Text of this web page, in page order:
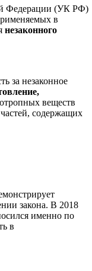
Федерации (УК РФ)
в
незаконного
за незаконное
веществ
содержащих
закона. В 2018
именно по
в